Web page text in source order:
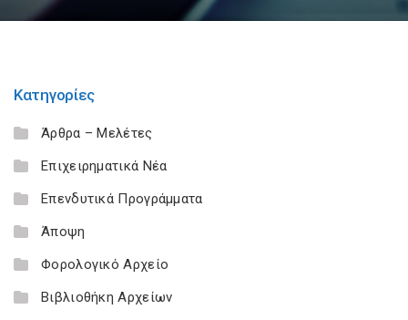
Κατηγορίες
Άρθρα – Μελέτες
Επιχειρηματικά Νέα
Επενδυτικά Προγράμματα
Άποψη
Φορολογικό Αρχείο
Βιβλιοθήκη Αρχείων